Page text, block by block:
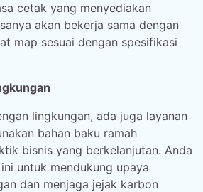
cetak yang menyediakan
akan bekerja sama dengan
map sesuai dengan spesifikasi
lingkungan, ada juga layanan
bahan baku ramah
bisnis yang berkelanjutan. Anda
untuk mendukung upaya
dan menjaga jejak karbon